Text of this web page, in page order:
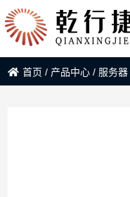
首页 / 产品中心 / 服务器